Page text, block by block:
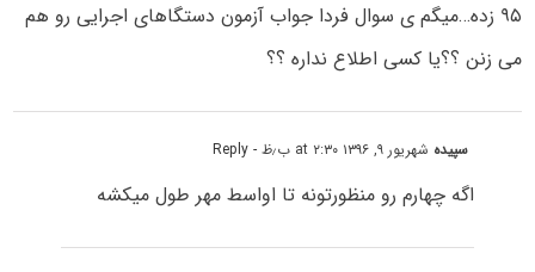
۹۵ زده…میگم ی سوال فردا جواب آزمون دستگاهای اجرایی رو هم
می زنن ؟؟یا کسی اطلاع نداره ؟؟
سپیده شهریور ۹, ۱۳۹۶ at ۲:۳۰ ب٫ظ - Reply
اگه چهارم رو منظورتونه تا اواسط مهر طول میکشه